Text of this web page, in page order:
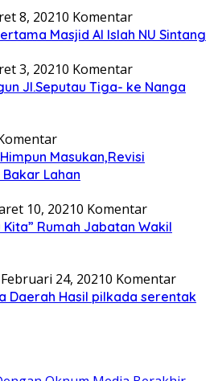
8, 20210 Komentar
Masjid Al Islah NU Sintang
3, 20210 Komentar
Jl.Seputau Tiga- ke Nanga
Masukan,Revisi
Lahan
10, 20210 Komentar
Kita” Rumah Jabatan Wakil
Februari 24, 20210 Komentar
Daerah Hasil pilkada serentak